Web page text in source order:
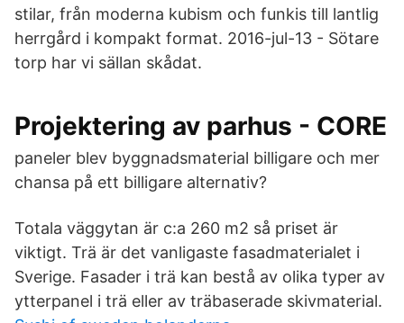
stilar, från moderna kubism och funkis till lantlig
herrgård i kompakt format. 2016-jul-13 - Sötare
torp har vi sällan skådat.
Projektering av parhus - CORE
paneler blev byggnadsmaterial billigare och mer
chansa på ett billigare alternativ?
Totala väggytan är c:a 260 m2 så priset är
viktigt. Trä är det vanligaste fasadmaterialet i
Sverige. Fasader i trä kan bestå av olika typer av
ytterpanel i trä eller av träbaserade skivmaterial.